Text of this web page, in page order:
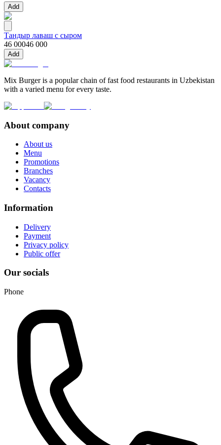
Add
Тандыр лаваш с сыром
46 00046 000
Add
Mix Burger is a popular chain of fast food restaurants in Uzbekistan
with a varied menu for every taste.
About company
About us
Menu
Promotions
Branches
Vacancy
Contacts
Information
Delivery
Payment
Privacy policy
Public offer
Our socials
Phone